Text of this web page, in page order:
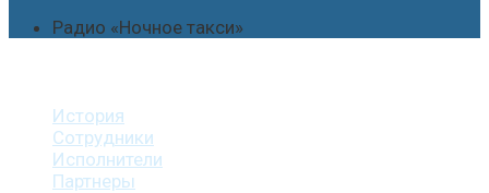
Радио «Ночное такси»
История
Сотрудники
Исполнители
Партнеры